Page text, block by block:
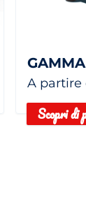
A partire
Scopri di